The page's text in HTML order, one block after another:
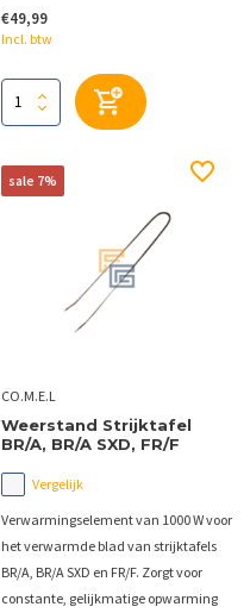
€49,99
Incl. btw
sale 7%
CO.M.E.L
Weerstand Strijktafel
BR/A, BR/A SXD, FR/F
Vergelijk
Verwarmingselement van 1000 W voor
het verwarmde blad van strijktafels
BR/A, BR/A SXD en FR/F. Zorgt voor
constante, gelijkmatige opwarming